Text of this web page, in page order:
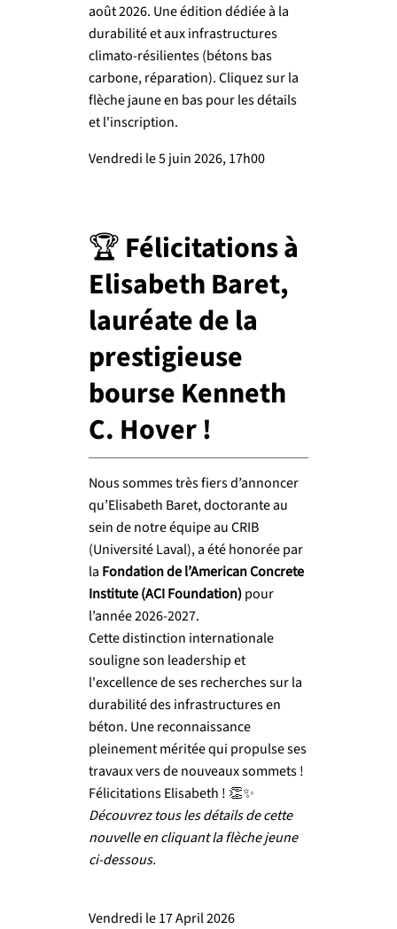
août 2026. Une édition dédiée à la
durabilité et aux infrastructures
climato-résilientes (bétons bas
carbone, réparation). Cliquez sur la
flèche jaune en bas pour les détails
et l'inscription.
Vendredi le 5 juin 2026, 17h00
🏆 Félicitations à
Elisabeth Baret,
lauréate de la
prestigieuse
bourse Kenneth
C. Hover !
Nous sommes très fiers d’annoncer
qu’Elisabeth Baret, doctorante au
sein de notre équipe au CRIB
(Université Laval), a été honorée par
la Fondation de l’American Concrete
Institute (ACI Foundation)pour
l’année 2026-2027.
Cette distinction internationale
souligne son leadership et
l'excellence de ses recherches sur la
durabilité des infrastructures en
béton. Une reconnaissance
pleinement méritée qui propulse ses
travaux vers de nouveaux sommets !
Félicitations Elisabeth ! 👏✨
Découvrez tous les détails de cette
nouvelle en cliquant la flèche jeune
ci-dessous.
Vendredi le 17 April 2026